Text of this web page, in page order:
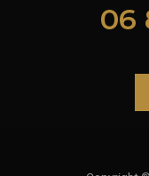
06